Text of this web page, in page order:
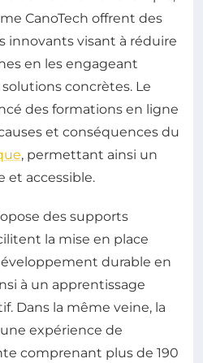
CanoTech offrent des
innovants visant à réduire
en les engageant
concrètes. Le
des formations en ligne
et conséquences du
, permettant ainsi un
et accessible.
des supports
la mise en place
durable en
à un apprentissage
Dans la même veine, la
expérience de
comprenant plus de 190